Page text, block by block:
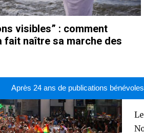
visibles” : comment
fait naître sa marche des